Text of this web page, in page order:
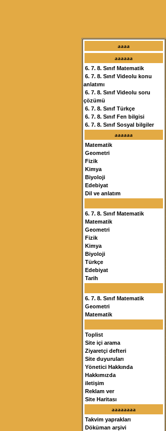
aaaa
aaaaaa
6. 7. 8. Sınıf Matematik
6. 7. 8. Sınıf Videolu konu
anlatımı
6. 7. 8. Sınıf Videolu soru
çözümü
6. 7. 8. Sınıf Türkçe
6. 7. 8. Sınıf Fen bilgisi
6. 7. 8. Sınıf Sosyal bilgiler
aaaaaa
Matematik
Geometri
Fizik
Kimya
Biyoloji
Edebiyat
Dil ve anlatım
6. 7. 8. Sınıf Matematik
Matematik
Geometri
Fizik
Kimya
Biyoloji
Türkçe
Edebiyat
Tarih
6. 7. 8. Sınıf Matematik
Geometri
Matematik
Toplist
Site içi arama
Ziyaretçi defteri
Site duyuruları
Yönetici Hakkında
Hakkımızda
iletişim
Reklam ver
Site Haritası
aaaaaaaa
Takvim yaprakları
Döküman arşivi